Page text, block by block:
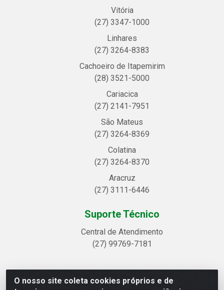
O nosso site coleta cookies próprios e de
Vitória
(27) 3347-1000
Linhares
(27) 3264-8383
Cachoeiro de Itapemirim
(28) 3521-5000
Cariacica
(27) 2141-7951
São Mateus
(27) 3264-8369
Colatina
(27) 3264-8370
Aracruz
(27) 3111-6446
Suporte Técnico
Central de Atendimento
(27) 99769-7181
Linhavix Distribuidora LTDA - Avenida Alegre, 2521 -